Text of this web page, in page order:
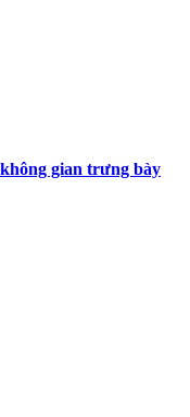
gian trưng bày